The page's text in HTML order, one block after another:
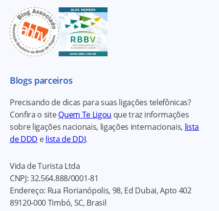
Blogs parceiros
Precisando de dicas para suas ligações telefônicas?
Confira o siteQuem Te Ligou que traz informações
sobre ligações nacionais, ligações internacionais, lista
de DDD elista de DDI.
Vida de Turista Ltda
CNPJ:32.564.888/0001-81
Endereço: Rua Florianópolis, 98, Ed Dubai, Apto 402
89120-000Timbó, SC, Brasil